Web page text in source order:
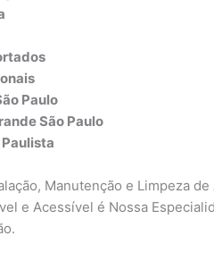
Paulo
São Paulo
Manutenção e Limpeza de
e Acessível é Nossa